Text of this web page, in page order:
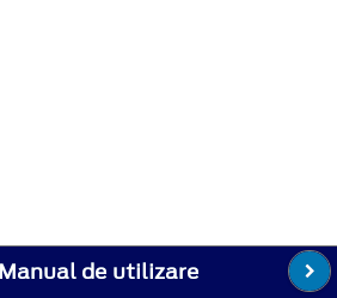
de utilizare